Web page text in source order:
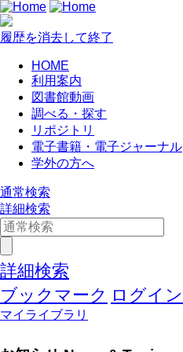
履歴を消去して終了
HOME
利用案内
図書館動画
調べる・探す
リポジトリ
電子書籍・電子ジャーナル
学外の方へ
通常検索
詳細検索
詳細検索
ブックマーク ログイン
マイライブラリ